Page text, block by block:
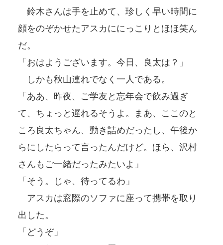
鈴木さんは手を止めて、珍しく早い時間に
顔をのぞかせたアスカににっこりとほほ笑ん
だ。
「おはようございます。今日、良太は？」
しかも秋山連れでなく一人である。
「ああ、昨夜、ご学友と忘年会で飲み過ぎ
て、ちょっと遅れるそうよ。まあ、ここのと
ころ良太ちゃん、動き詰めだったし、午後か
らにしたらって言ったんだけど。ほら、沢村
さんもご一緒だったみたいよ」
「そう。じゃ、待ってるわ」
アスカは窓際のソファに座って携帯を取り
出した。
「どうぞ」